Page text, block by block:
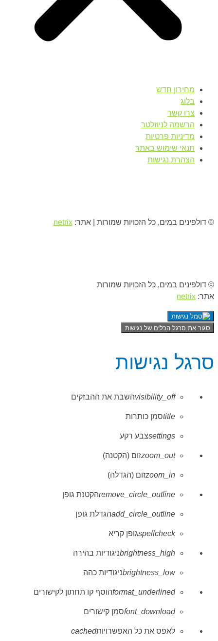
מחירון חדש
בלוג
צרו קשר
הרשמה לניוזלטר
מדיניות פרטיות
תנאי שימוש באתר
הצהרת נגישות
© דולפינים במים, כל הזכויות שמורות | אתר: netrix
© דולפינים במים, כל הזכויות שמורות
אתר: netrix
סגור את סרגל הכלים של נגישות
סרגל נגישות
visibility_offהשבת את ההבזקים
titleסמן כותרות
settingsצבע רקע
zoom_outזום (הקטנה)
zoom_inזום (הגדלה)
remove_circle_outlineהקטנת גופן
add_circle_outlineהגדלת גופן
spellcheckגופן קריא
brightness_highניגודיות בהירה
brightness_lowניגודיות כהה
format_underlinedהוסף קו תחתון לקישורים
font_downloadסמן קישורים
לאפס את כל האפשרויותcached